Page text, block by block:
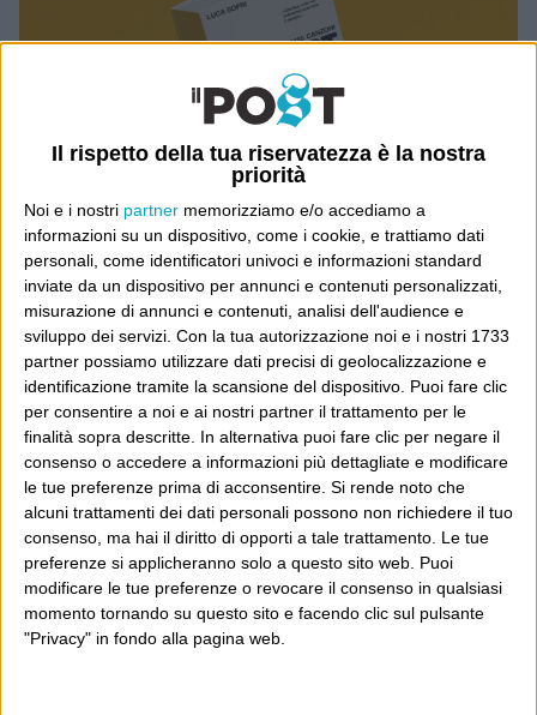
Il rispetto della tua riservatezza è la nostra
priorità
Noi e i nostri partner memorizziamo e/o accediamo a
informazioni su un dispositivo, come i cookie, e trattiamo dati
personali, come identificatori univoci e informazioni standard
inviate da un dispositivo per annunci e contenuti personalizzati,
misurazione di annunci e contenuti, analisi dell'audience e
sviluppo dei servizi. Con la tua autorizzazione noi e i nostri 1733
partner possiamo utilizzare dati precisi di geolocalizzazione e
identificazione tramite la scansione del dispositivo. Puoi fare clic
per consentire a noi e ai nostri partner il trattamento per le
finalità sopra descritte. In alternativa puoi fare clic per negare il
consenso o accedere a informazioni più dettagliate e modificare
le tue preferenze prima di acconsentire. Si rende noto che
alcuni trattamenti dei dati personali possono non richiedere il tuo
consenso, ma hai il diritto di opporti a tale trattamento. Le tue
preferenze si applicheranno solo a questo sito web. Puoi
modificare le tue preferenze o revocare il consenso in qualsiasi
momento tornando su questo sito e facendo clic sul pulsante
"Privacy" in fondo alla pagina web.